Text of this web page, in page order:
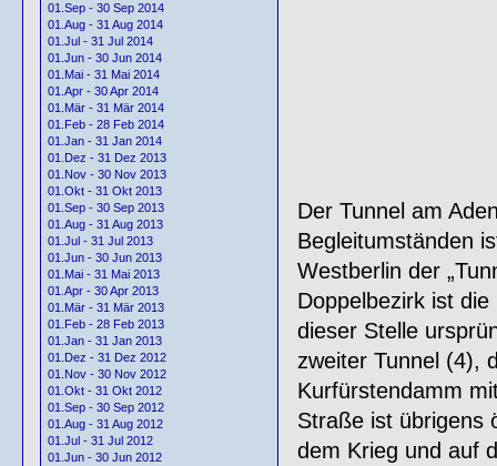
01.Sep - 30 Sep 2014
01.Aug - 31 Aug 2014
01.Jul - 31 Jul 2014
01.Jun - 30 Jun 2014
01.Mai - 31 Mai 2014
01.Apr - 30 Apr 2014
01.Mär - 31 Mär 2014
01.Feb - 28 Feb 2014
01.Jan - 31 Jan 2014
01.Dez - 31 Dez 2013
01.Nov - 30 Nov 2013
01.Okt - 31 Okt 2013
01.Sep - 30 Sep 2013
01.Aug - 31 Aug 2013
01.Jul - 31 Jul 2013
01.Jun - 30 Jun 2013
01.Mai - 31 Mai 2013
01.Apr - 30 Apr 2013
01.Mär - 31 Mär 2013
01.Feb - 28 Feb 2013
01.Jan - 31 Jan 2013
01.Dez - 31 Dez 2012
01.Nov - 30 Nov 2012
01.Okt - 31 Okt 2012
01.Sep - 30 Sep 2012
01.Aug - 31 Aug 2012
01.Jul - 31 Jul 2012
01.Jun - 30 Jun 2012
Der Tunnel am
Begleitumständen
Westberlin der
Doppelbezirk ist
dieser Stelle
zweiter Tunnel (4),
Kurfürstendamm
Straße ist übrigens
dem Krieg und auf